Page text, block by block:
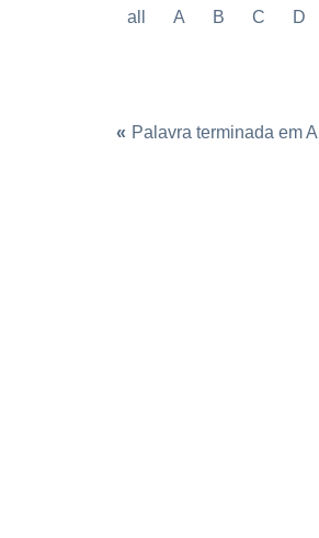
all A B C D
« Palavra terminada em A